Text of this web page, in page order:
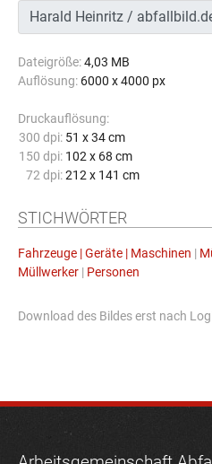
Dateigröße:4,03 MB
Auflösung: 6000 x 4000 px
Druckauflösung:
300 dpi: 51 x 34 cm
150 dpi: 102 x 68 cm
72 dpi: 212 x 141 cm
STICHWÖRTER
Fahrzeuge | Geräte | Maschinen |
Müllwerker | Personen
Download des Bildes erst nach